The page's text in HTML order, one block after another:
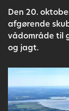
Den 20.
afgørende
vådområde til
og jagt.